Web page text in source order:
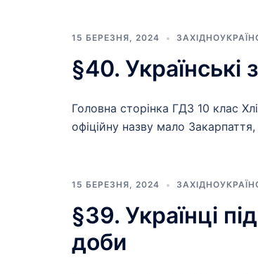
15 БЕРЕЗНЯ, 2024
§40. Українські
Головна сторінка ГДЗ 10 клас
офіційну назву мало
15 БЕРЕЗНЯ, 2024
§39. Українці
доби